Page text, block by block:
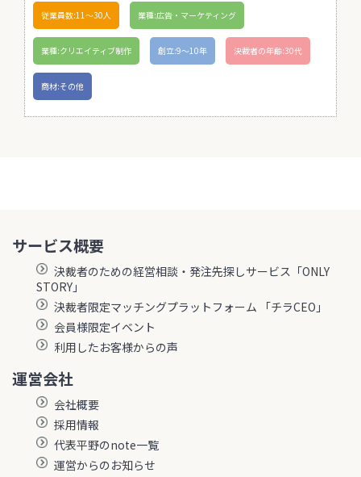
従業員数:11〜30人 業種:広告・マーケティング
業種:クリエイティブ制作 創立:9〜10年 決裁者の年齢:30代
商材:その他
サービス概要
決裁者のための経営相談・発注先探しサービス「ONLY
STORY」
決裁者限定マッチングプラットフォーム 「チラCEO」
会員様限定イベント
利用したお客様からの声
運営会社
会社概要
採用情報
代表平野のnote一覧
運営からのお知らせ